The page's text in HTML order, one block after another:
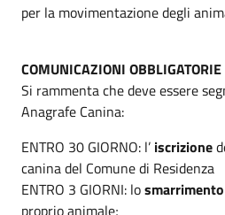
per la movimentazione degli
COMUNICAZIONI OBBLIGATORIE
Si rammenta che deve essere
Anagrafe Canina:
ENTRO 30 GIORNO: l’ iscrizione
canina del Comune di Residenza
ENTRO 3 GIORNI: losmarrimento
proprio animale;